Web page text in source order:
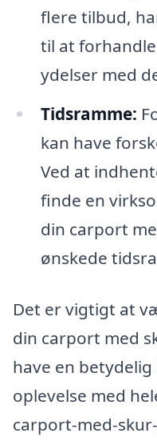
flere tilbud,
til at
ydelser med
Tidsramme:
kan have
Ved at
finde en
din carport
ønskede
Det er vigtigt at
din carport med
have en
oplevelse med
carport-med-